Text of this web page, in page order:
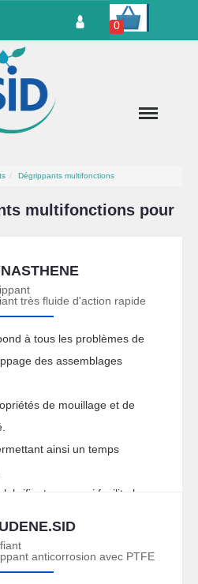
0
Dégrippants multifonctions
multifonctions pour
très fluide d'action rapide
à tous les problèmes de
des assemblages
de mouillage et de
ainsi un temps
lubrifiantes, ce qui facilite le
anticorrosion avec PTFE